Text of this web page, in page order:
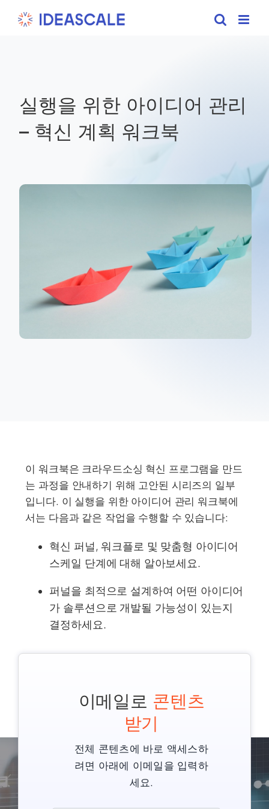
실행을 위한 아이디어 관리
– 혁신 계획 워크북
이 워크북은 크라우드소싱 혁신 프로그램을 만드
는 과정을 안내하기 위해 고안된 시리즈의 일부
입니다. 이 실행을 위한 아이디어 관리 워크북에
서는 다음과 같은 작업을 수행할 수 있습니다:
혁신 퍼널, 워크플로 및 맞춤형 아이디어
스케일 단계에 대해 알아보세요.
퍼널을 최적으로 설계하여 어떤 아이디어
가 솔루션으로 개발될 가능성이 있는지
결정하세요.
이메일로 콘텐츠
받기
전체 콘텐츠에 바로 액세스하
려면 아래에 이메일을 입력하
세요.